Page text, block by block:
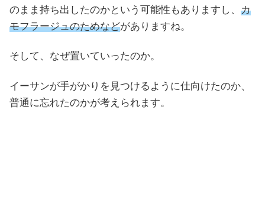
のまま持ち出したのかという可能性もありますし、 カ
モフラージュのためなどがありますね。
そして、なぜ置いていったのか。
イーサンが手がかりを見つけるように仕向けたのか、
普通に忘れたのかが考えられます。